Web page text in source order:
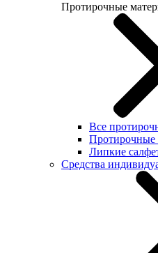
Протирочные
Все
Протирочные
Липкие
Средства